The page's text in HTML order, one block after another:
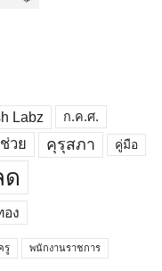
Labz ก.ค.ศ.
วย คุรุสภา คู่มือ
อง
รู พนักงานราชการ